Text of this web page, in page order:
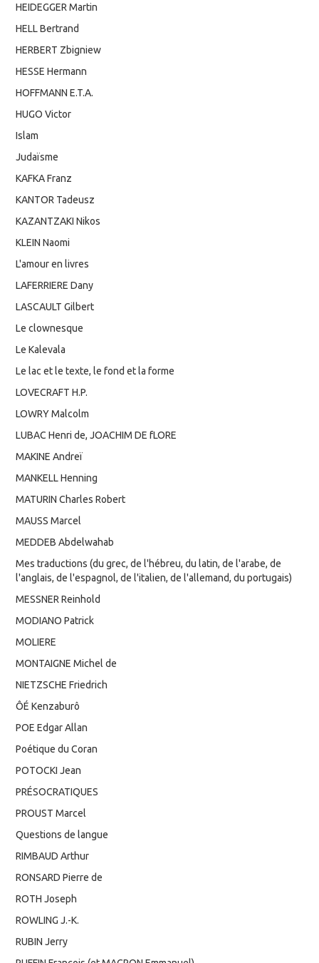
HEIDEGGER Martin
HELL Bertrand
HERBERT Zbigniew
HESSE Hermann
HOFFMANN E.T.A.
HUGO Victor
Islam
Judaïsme
KAFKA Franz
KANTOR Tadeusz
KAZANTZAKI Nikos
KLEIN Naomi
L'amour en livres
LAFERRIERE Dany
LASCAULT Gilbert
Le clownesque
Le Kalevala
Le lac et le texte, le fond et la forme
LOVECRAFT H.P.
LOWRY Malcolm
LUBAC Henri de, JOACHIM DE fLORE
MAKINE Andreï
MANKELL Henning
MATURIN Charles Robert
MAUSS Marcel
MEDDEB Abdelwahab
Mes traductions (du grec, de l'hébreu, du latin, de l'arabe, de
l'anglais, de l'espagnol, de l'italien, de l'allemand, du portugais)
MESSNER Reinhold
MODIANO Patrick
MOLIERE
MONTAIGNE Michel de
NIETZSCHE Friedrich
ÔÉ Kenzaburô
POE Edgar Allan
Poétique du Coran
POTOCKI Jean
PRÉSOCRATIQUES
PROUST Marcel
Questions de langue
RIMBAUD Arthur
RONSARD Pierre de
ROTH Joseph
ROWLING J.-K.
RUBIN Jerry